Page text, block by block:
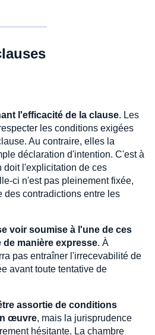
l'efficacité de la clause. Les
les conditions exigées
Au contraire, elles la
déclaration d'intention. C'est à
doit l'explicitation de ces
ci n'est pas pleinement fixée,
des contradictions entre les
voir soumise à l'une de ces
manière expresse. À
pas entraîner l'irrecevabilité de
avant toute tentative de
assortie de conditions
œuvre, mais la jurisprudence
hésitante. La chambre